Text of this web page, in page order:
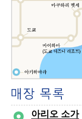
아리오 소가